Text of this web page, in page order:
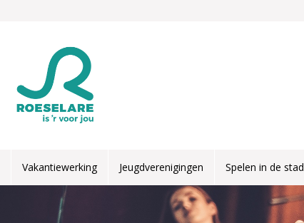
Vakantiewerking Jeugdverenigingen Spelen in de stad